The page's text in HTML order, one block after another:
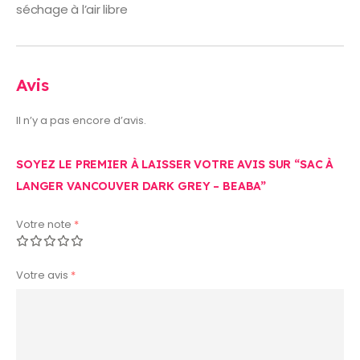
séchage à l’air libre
Avis
Il n’y a pas encore d’avis.
SOYEZ LE PREMIER À LAISSER VOTRE AVIS SUR “SAC À
LANGER VANCOUVER DARK GREY – BEABA”
Votre note *
Votre avis *